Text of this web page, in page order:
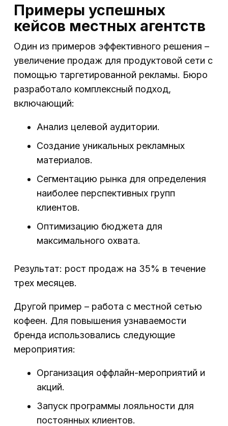
Примеры успешных
кейсов местных агентств
Один из примеров эффективного решения –
увеличение продаж для продуктовой сети с
помощью таргетированной рекламы. Бюро
разработало комплексный подход,
включающий:
Анализ целевой аудитории.
Создание уникальных рекламных
материалов.
Сегментацию рынка для определения
наиболее перспективных групп
клиентов.
Оптимизацию бюджета для
максимального охвата.
Результат: рост продаж на 35% в течение
трех месяцев.
Другой пример – работа с местной сетью
кофеен. Для повышения узнаваемости
бренда использовались следующие
мероприятия:
Организация оффлайн-мероприятий и
акций.
Запуск программы лояльности для
постоянных клиентов.